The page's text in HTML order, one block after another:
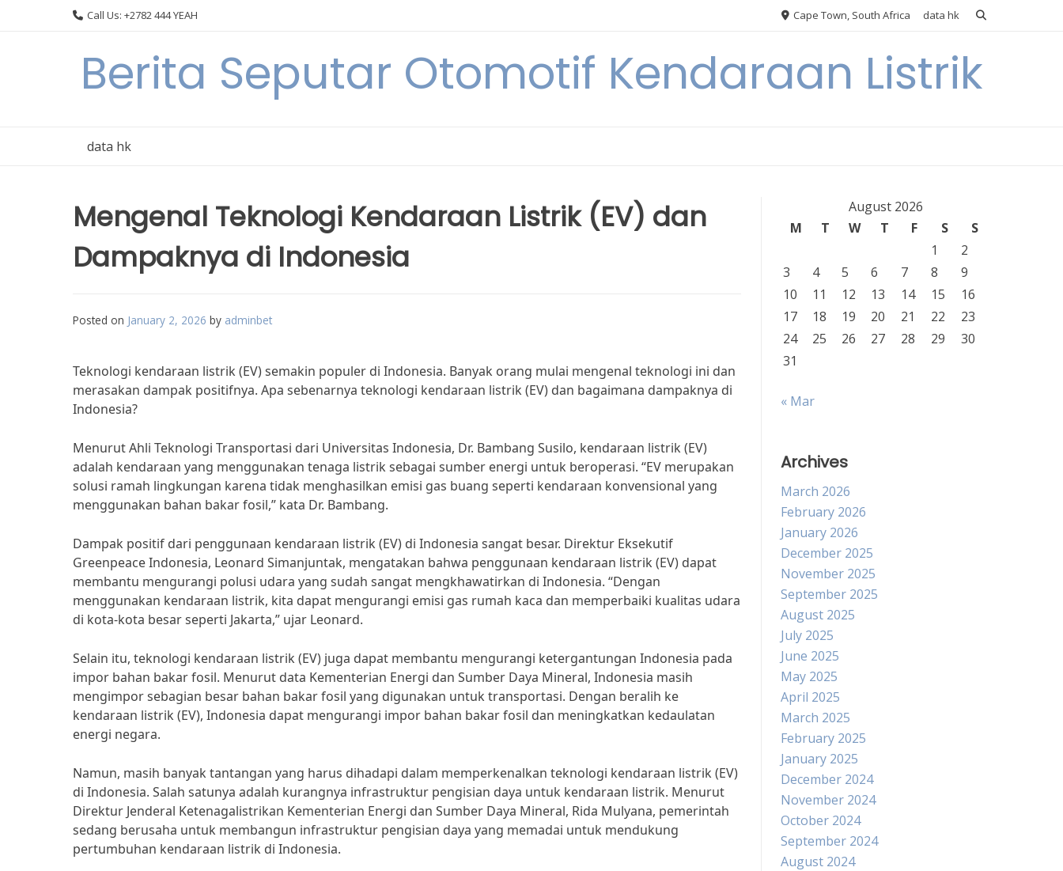
Call Us: +2782 444 YEAH Cape Town, South Africa data hk
Berita Seputar Otomotif Kendaraan Listrik
data hk
Mengenal Teknologi Kendaraan Listrik (EV) dan
Dampaknya di Indonesia
Posted on January 2, 2026 by adminbet
Teknologi kendaraan listrik (EV) semakin populer di Indonesia. Banyak orang mulai mengenal teknologi ini dan
merasakan dampak positifnya. Apa sebenarnya teknologi kendaraan listrik (EV) dan bagaimana dampaknya di
Indonesia?
Menurut Ahli Teknologi Transportasi dari Universitas Indonesia, Dr. Bambang Susilo, kendaraan listrik (EV)
adalah kendaraan yang menggunakan tenaga listrik sebagai sumber energi untuk beroperasi. “EV merupakan
solusi ramah lingkungan karena tidak menghasilkan emisi gas buang seperti kendaraan konvensional yang
menggunakan bahan bakar fosil,” kata Dr. Bambang.
Dampak positif dari penggunaan kendaraan listrik (EV) di Indonesia sangat besar. Direktur Eksekutif
Greenpeace Indonesia, Leonard Simanjuntak, mengatakan bahwa penggunaan kendaraan listrik (EV) dapat
membantu mengurangi polusi udara yang sudah sangat mengkhawatirkan di Indonesia. “Dengan
menggunakan kendaraan listrik, kita dapat mengurangi emisi gas rumah kaca dan memperbaiki kualitas udara
di kota-kota besar seperti Jakarta,” ujar Leonard.
Selain itu, teknologi kendaraan listrik (EV) juga dapat membantu mengurangi ketergantungan Indonesia pada
impor bahan bakar fosil. Menurut data Kementerian Energi dan Sumber Daya Mineral, Indonesia masih
mengimpor sebagian besar bahan bakar fosil yang digunakan untuk transportasi. Dengan beralih ke
kendaraan listrik (EV), Indonesia dapat mengurangi impor bahan bakar fosil dan meningkatkan kedaulatan
energi negara.
Namun, masih banyak tantangan yang harus dihadapi dalam memperkenalkan teknologi kendaraan listrik (EV)
di Indonesia. Salah satunya adalah kurangnya infrastruktur pengisian daya untuk kendaraan listrik. Menurut
Direktur Jenderal Ketenagalistrikan Kementerian Energi dan Sumber Daya Mineral, Rida Mulyana, pemerintah
sedang berusaha untuk membangun infrastruktur pengisian daya yang memadai untuk mendukung
pertumbuhan kendaraan listrik di Indonesia.
August 2026
M
T W T F S
S
1
2
3
4 5 6 7 8
9
10
11 12 13 14 15
16
17
18 19 20 21 22
23
24
25 26 27 28 29
30
31
« Mar
Archives
March 2026
February 2026
January 2026
December 2025
November 2025
September 2025
August 2025
July 2025
June 2025
May 2025
April 2025
March 2025
February 2025
January 2025
December 2024
November 2024
October 2024
September 2024
August 2024